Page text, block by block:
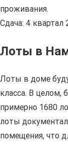
проживания.
Сдача: 4 квартал
Лоты в
Лоты в доме
класса. В целом,
примерно 1680
лоты
помещения, что